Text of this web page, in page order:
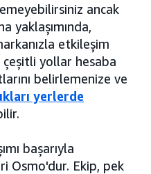
ancak
yaklaşımında,
etkileşim
yollar hesaba
belirlemenize ve
yerlerde
başarıyla
Osmo'dur. Ekip, pek